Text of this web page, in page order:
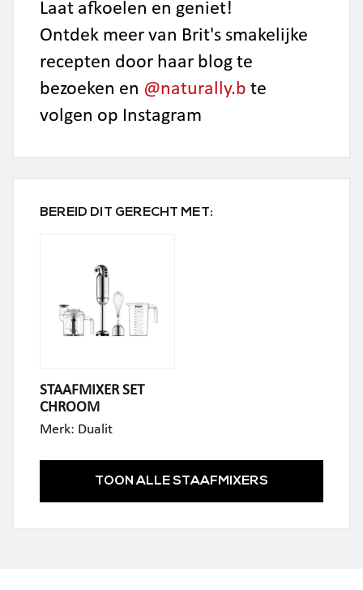
Laat afkoelen en geniet!
Ontdek meer van Brit's smakelijke
recepten door haar blog te
bezoeken en @naturally.b te
volgen op Instagram
BEREID DIT GERECHT MET:
STAAFMIXER SET
CHROOM
Merk: Dualit
TOON ALLE STAAFMIXERS